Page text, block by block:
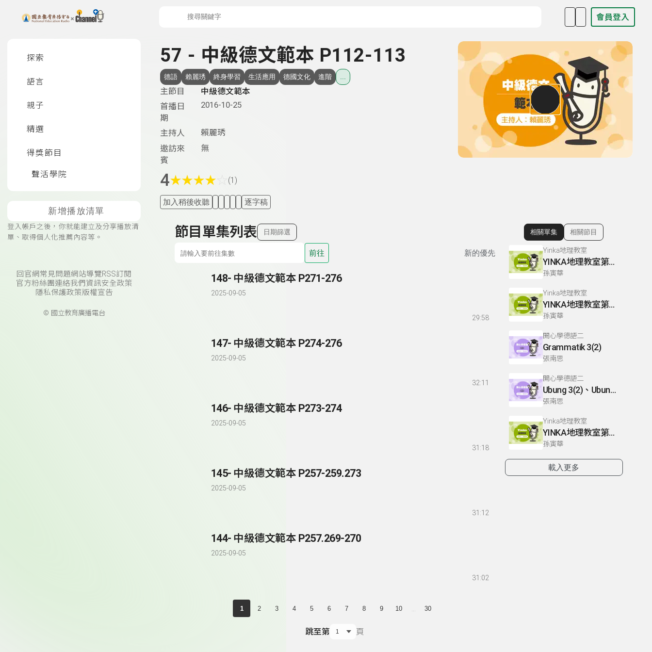
上方功能區塊 會員登入
探索
語言
親子
精選
得獎節目
聲活學院
新增播放清單
登入帳戶之後，你就能建立及分享播放清
單、取得個人化推薦內容等。
回官網常見問題網站導覽RSS訂閱
官方粉絲團連絡我們 資訊安全政策
隱私保護政策版權宣告
© 國立教育廣播電台
57 - 中級德文範本 P112-113
德語 賴麗琇 終身學習 生活應用 德國文化 進階
主節目
中級德文範本
首播日
期
2016-10-25
主持人
賴麗琇
邀訪來
賓
無
4★★★★ (1)
加入稍後收聽 逐字稿
節目單集列表 日期篩選
前往 新的優先
148- 中級德文範本 P271-276
2025-09-05
29:58
147- 中級德文範本 P274-276
2025-09-05
32:11
146- 中級德文範本 P273-274
2025-09-05
31:18
145- 中級德文範本 P257-259.273
2025-09-05
31:12
144- 中級德文範本 P257.269-270
2025-09-05
31:02
1 2 3 4 5 6 7 8 9 10 30
跳至第 頁
顯示相關單集
相關單集 相關節目
Yinka地理教室
YINKA地理教室第一冊 P67-68
孫寅華
Yinka地理教室
YINKA地理教室第一冊 P124-126
孫寅華
開心學德語二
Grammatik 3(2)
張南思
開心學德語二
Ubung 3(2)、Ubung 4、Dialog 1(1) :Glossar
張南思
Yinka地理教室
YINKA地理教室第三冊 P43-44
孫寅華
載入更多